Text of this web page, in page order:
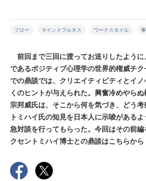
フロー マインドフルネス ワークスタイル
前回まで三回に渡ってお送りしたよう
であるポジティブ心理学の世界的権威チ
での鼎談では、クリエイティビティとイ
くのヒントが与えられた。興奮冷めやら
宗邦威氏は、そこから何を気づき、どう
トミハイ氏の知見を日本人に示唆がある
急対談を行ってもらった。今回はその前
クセントミハイ博士との鼎談はこちらから